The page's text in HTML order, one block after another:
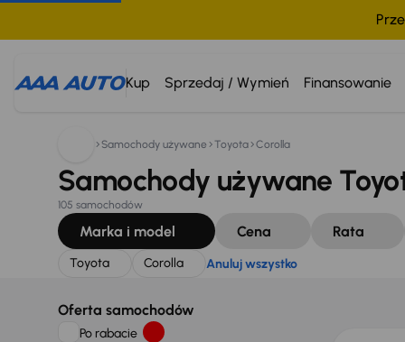
Kup Sprzedaj / Wymień Finansowanie
Szukam: Anuluj wszystko
Samochody używane Toyota Corolla
Samochody używane
105 samochodów
Marka i model Cena Rata
Toyota Corolla Anuluj wszystko
Oferta samochodów
Po rabacie